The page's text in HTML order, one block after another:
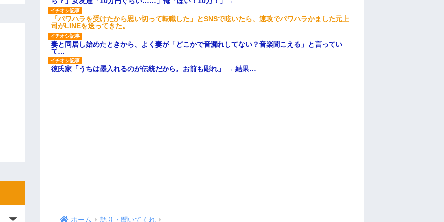
「パワハラを受けたから思い切って転職した」とSNSで呟いたら、速攻でパワハラかました元上
司がLINEを送ってきた。
妻と同居し始めたときから、よく妻が「どこかで音漏れしてない？音楽聞こえる」と言ってい
て…
彼氏家「うちは墨入れるのが伝統だから。お前も彫れ」 → 結果…
ホーム 語り・聞いてくれ